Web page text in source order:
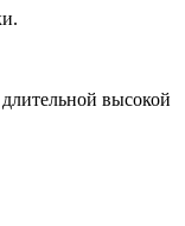
высокой